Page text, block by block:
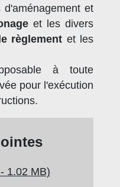
et
et les divers
le règlement et les
à toute
pour l'exécution
1.02 MB)